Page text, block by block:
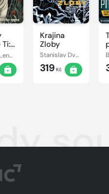
Frédéric Lenormand
Krajina
Zloby
Stanislav Dvořák
319 Kč